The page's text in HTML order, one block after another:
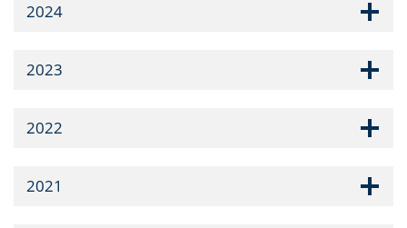
2024
2023
2022
2021